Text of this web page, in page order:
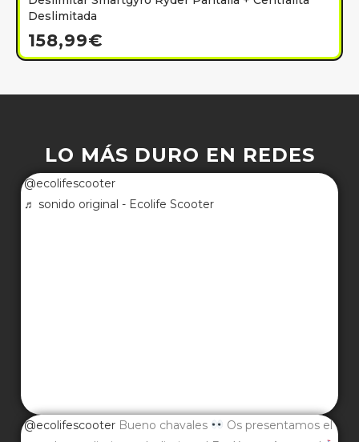
Deslimitada
158,99€
LO MÁS DURO EN REDES
@ecolifescooter
♬ sonido original - Ecolife Scooter
@ecolifescooter Bueno chavales
Os presentamos el